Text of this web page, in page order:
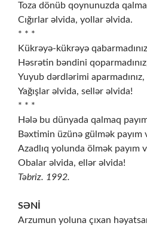
Toza dönüb qoynunuzda
Cığırlar əlvida, yollar əlvida.
* * *
Kükrəyə-kükrəyə
Həsrətin bəndini
Yuyub dərdlərimi aparmadınız,
Yağışlar əlvida, sellər əlvida!
* * *
Hələ bu dünyada qalmaq
Bəxtimin üzünə gülmək payım
Azadlıq yolunda ölmək payım
Obalar əlvida, ellər əlvida!
Təbriz. 1992.
SƏNİ
Arzumun yoluna çıxan